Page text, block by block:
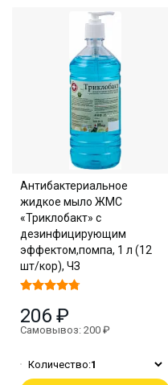
Антибактериальное
жидкое мыло ЖМС
«Триклобакт» с
дезинфицирующим
эффектом,помпа, 1 л (12
шт/кор), ЧЗ
206 ₽
Самовывоз: 200 ₽
Количество:1